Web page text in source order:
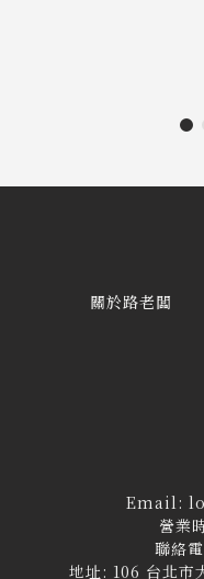
關於路老闆
Email:
營業
聯絡
地址: 106 台北市